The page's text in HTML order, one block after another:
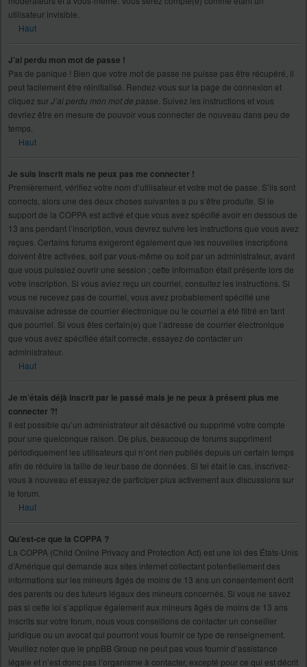
utilisateur invisible.
Haut
J’ai perdu mon mot de passe !
Pas de panique ! Bien que votre mot de passe ne puisse pas être récupéré, il
peut facilement être réinitialisé. Rendez-vous sur la page de connexion et
cliquez surJ’ai perdu mon mot de passe . Suivez les instructions et vous
devriez être en mesure de pouvoir vous connecter de nouveau dans peu de
temps.
Haut
Je suis inscrit mais ne peux pas me connecter !
Premièrement, vérifiez votre nom d’utilisateur et votre mot de passe. S’ils sont
corrects, alors une des deux choses suivantes a pu s’être produite. Si le
support de la COPPA est activé et que vous avez spécifié avoir en dessous de
13 ans pendant l’inscription, vous devrez suivre les instructions que vous avez
reçues. Certains forums exigeront également que les nouvelles inscriptions
doivent être activées, soit par vous-même ou soit par un administrateur, avant
que vous puissiez ouvrir une session ; cette information était présente lors de
votre inscription. Si vous aviez reçu un courriel, consultez les instructions. Si
vous ne recevez pas de courriel, vous avez probablement spécifié une
mauvaise adresse de courrier électronique ou le courriel a été filtré en tant
que pourriel. Si vous êtes certain(e) que l’adresse de courrier électronique
que vous avez spécifiée était correcte, essayez de contacter un
administrateur.
Haut
Je m’étais déjà inscrit par le passé mais je ne peux à présent plus me
connecter ?!
Il est possible qu’un administrateur ait désactivé ou supprimé votre compte
pour une quelconque raison. De plus, beaucoup de forums suppriment
périodiquement les utilisateurs qui n’ont rien publiés depuis un certain temps
afin de réduire la taille de leur base de données. Si tel était le cas, inscrivez-
vous à nouveau et essayez de participer plus activement aux discussions sur
le forum.
Haut
Qu’est-ce que la COPPA ?
La COPPA (Child Online Privacy and Protection Act) est une loi des États-Unis
d’Amérique qui demande aux sites internet collectant potentiellement des
informations sur les mineurs âgés de moins de 13 ans un consentement écrit
des parents ou des tuteurs légaux des mineurs concernés. Si vous ne savez
pas si cette loi s’applique également aux mineurs âgés de moins de 13 ans
inscrits sur votre forum, nous vous conseillons de contacter un conseiller
juridique ou un avocat qui pourront vous fournir ce type de renseignement.
Veuillez noter que le phpBB Group ne peut pas vous fournir d’assistance
légale et n’est donc pas l’organisme à contacter, excepté pour ce qui est décrit